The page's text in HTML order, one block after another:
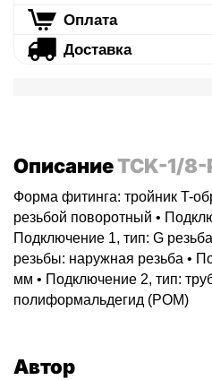
Оплата
Доставка
ОписаниеTCK-1/
Форма фитинга: тройник T-
резьбой поворотный •
Подключение 1, тип: G
резьбы: наружная резьба •
мм • Подключение 2, тип:
полиформальдегид (POM)
Автор